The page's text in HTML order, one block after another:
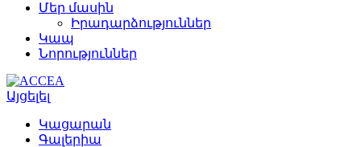
Մեր մասին
Իրադարձություններ
Կապ
Նորություններ
Այցելել
Կացարան
Գալերիա